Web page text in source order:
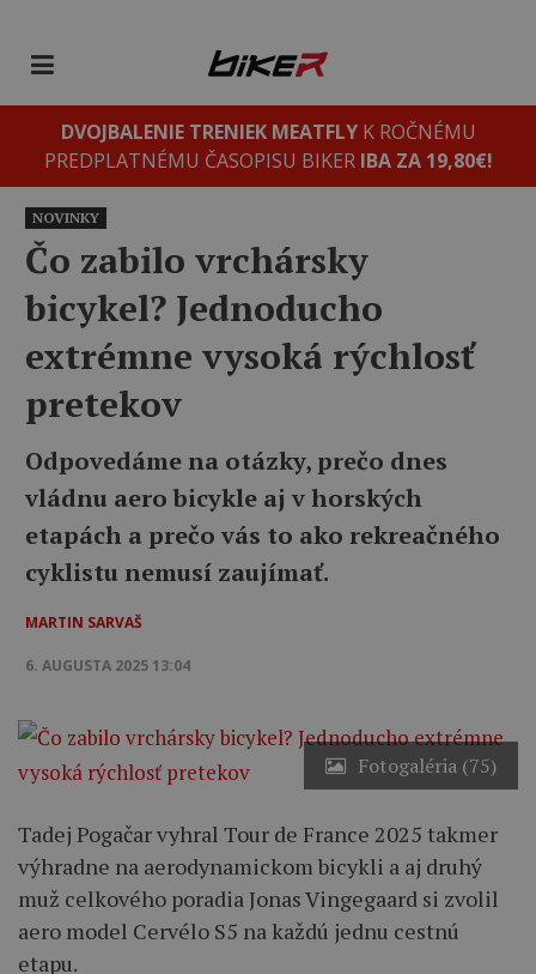
DVOJBALENIE TRENIEK MEATFLYK ROČNÉMU
PREDPLATNÉMU ČASOPISU BIKER IBA ZA 19,80€!
NOVINKY
Čo zabilo vrchársky
bicykel? Jednoducho
extrémne vysoká rýchlosť
pretekov
Odpovedáme na otázky, prečo dnes
vládnu aero bicykle aj v horských
etapách a prečo vás to ako rekreačného
cyklistu nemusí zaujímať.
MARTIN SARVAŠ
6. AUGUSTA 2025 13:04
Fotogaléria (75)
Tadej Pogačar vyhral Tour de France 2025 takmer
výhradne na aerodynamickom bicykli a aj druhý
muž celkového poradia Jonas Vingegaard si zvolil
aero model Cervélo S5 na každú jednu cestnú
etapu.